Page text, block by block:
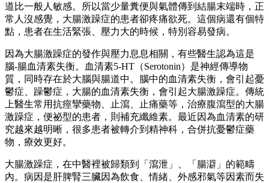
道比一般人敏感。所以當少量糞便與氣體傳到結腸末端時，正
常人沒感覺，大腸激躁症的患者卻疼痛欲死。這個病還有個特
點，患者在生活緊張、壓力大的時候，特別容易發病。
因為大腸激躁症的發作與壓力息息相關，有些醫生認為這是
腦-腸血清素失衡。血清素5-HT（Serotonin）是神經傳導物
質，同時存在於大腦與腸道中。腦中的血清素失衡，會引起憂
鬱症、躁鬱症，大腸的血清素失衡，會引起大腸激躁症。傳統
上醫生常用抗痙攣藥物、止瀉、止痛藥等，治療腹瀉型的大腸
激躁症，便祕型的患者，則補充纖維素。最近因為血清素的研
究越來越明晰，很多患者被轉介到精神科，合併抗憂鬱症藥
物，療效更好。
大腸激躁症，在中醫裡被歸類到「瀉泄」、「腸澼」的範疇
內。病因是肝脾腎三臟因為飲食、情緒、外感邪氣等因素而失